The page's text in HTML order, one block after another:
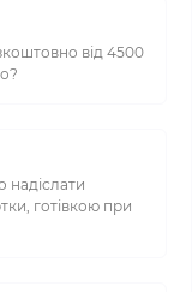
від 4500
готівкою при